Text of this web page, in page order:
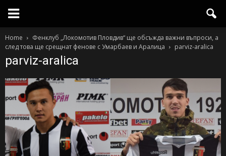
Home
Фенклуб „Локомотив Пловдив“ ще обсъжда важни въпроси, а
след това ще срещнат фенове с Умарбаев и Аралица
parviz-aralica
parviz-aralica